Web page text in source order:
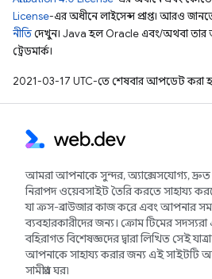
License-এর অধীনে লাইসেন্স প্রাপ্ত। আরও
নীতিদেখুন। Java হল Oracle এবং/অথবা তার
ট্রেডমার্ক।
2021-03-17 UTC-তে শেষবার আপডেট করা
আমরা আপনাকে সুন্দর, অ্যাক্সেসযোগ্য,
নিরাপদ ওয়েবসাইট তৈরি করতে সাহায্য
যা ক্রস-ব্রাউজার কাজ করে এবং আপনার
ব্যবহারকারীদের জন্য। ক্রোম টিমের
বহিরাগত বিশেষজ্ঞদের দ্বারা লিখিত সেই
আপনাকে সাহায্য করার জন্য এই সাইটটি
সামগ্রীর ঘর৷